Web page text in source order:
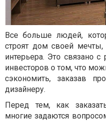
Все больше людей,
строят дом своей
интерьера. Это связано
инвесторов о том, что
сэкономить, заказав
дизайнеру.
Перед тем, как
многие задаются